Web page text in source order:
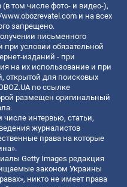
том числе фото- и видео-),
и на всех
запрещено.
письменного
условии обязательной
изданий - при
на их использование и при
открытой для поисковых
по ссылке
размещен оригинальный
числе интервью, статьи,
журналистов
права на которые
Getty Images редакция
законом Украины
никто не имеет права